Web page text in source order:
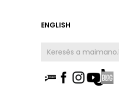
ENGLISH